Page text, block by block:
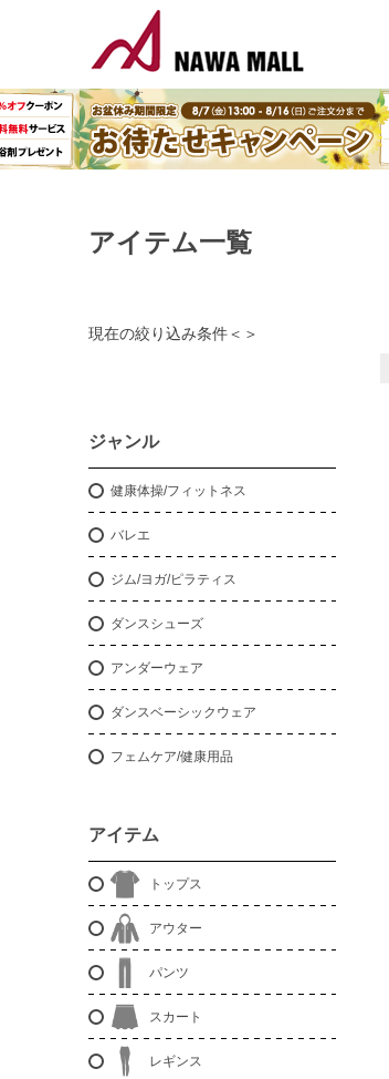
現在の絞り込み条件＜ ＞
アイテム一覧
ジャンル
健康体操/フィットネス
バレエ
ジム/ヨガ/ピラティス
ダンスシューズ
アンダーウェア
ダンスベーシックウェア
フェムケア/健康用品
アイテム
トップス
アウター
パンツ
スカート
レギンス